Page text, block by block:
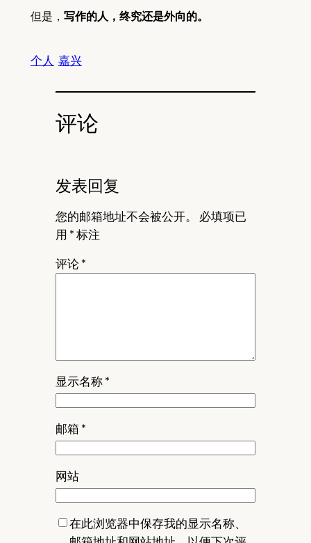
但是， 写作的人，终究还是外向的。
个人 嘉兴
评论
发表回复
您的邮箱地址不会被公开。
必填项已
用 * 标注
评论 *
显示名称 *
邮箱 *
网站
在此浏览器中保存我的显示名称、